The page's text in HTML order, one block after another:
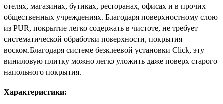
отелях, магазинах, бутиках, ресторанах, офисах и в прочих
общественных учреждениях. Благодаря поверхностному слою
из PUR, покрытие легко содержать в чистоте, не требует
систематической обработки поверхности, покрытия
воском.Благодаря системе безклеевой установки Click, эту
виниловую плитку можно легко уложить даже поверх старого
напольного покрытия.
Характеристики: